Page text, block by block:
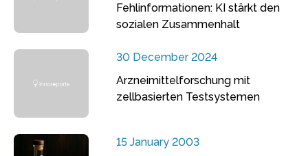
Fehlinformationen: KI stärkt den
sozialen Zusammenhalt
30 December 2024
Arzneimittelforschung mit
zellbasierten Testsystemen
15 January 2003